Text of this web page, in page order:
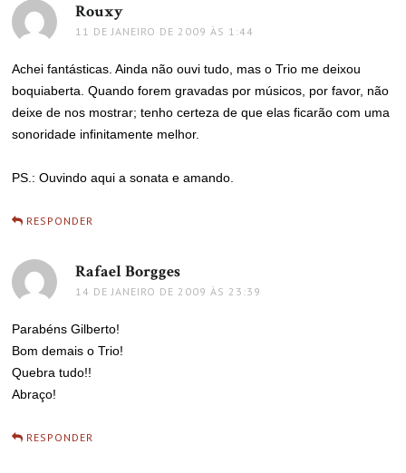
Rouxy
11 DE JANEIRO DE 2009 ÀS 1:44
Achei fantásticas. Ainda não ouvi tudo, mas o Trio me deixou
boquiaberta. Quando forem gravadas por músicos, por favor, não
deixe de nos mostrar; tenho certeza de que elas ficarão com uma
sonoridade infinitamente melhor.
PS.: Ouvindo aqui a sonata e amando.
RESPONDER
Rafael Borgges
14 DE JANEIRO DE 2009 ÀS 23:39
Parabéns Gilberto!
Bom demais o Trio!
Quebra tudo!!
Abraço!
RESPONDER